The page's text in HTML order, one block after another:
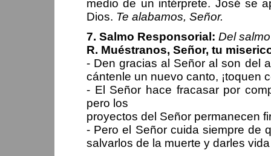
medio de un intérprete. José se
Dios. Te alabamos, Señor.
7. Salmo Responsorial: Del
R. Muéstranos, Señor, tu
- Den gracias al Señor al son del
cántenle un nuevo canto, ¡toquen
- El Señor hace fracasar por
pero los
proyectos del Señor permanecen
- Pero el Señor cuida siempre de
salvarlos de la muerte y darles